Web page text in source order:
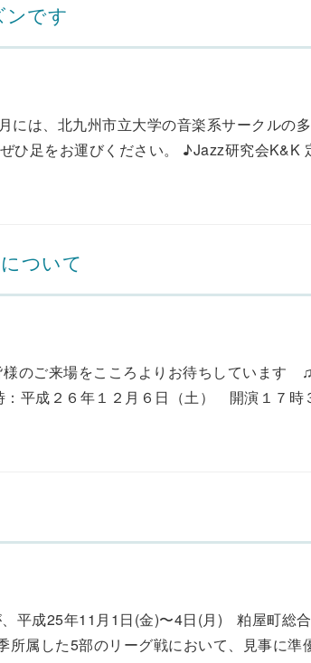
です
は、北九州市立大学の音楽系サークルの
ひ足をお運びください。 ♪Jazz研究会K&K
ついて
様のご来場をこころよりお待ちしていま
６年１２月６日（土） 開演１
平成25年11月1日(金)〜4日(月) 粕屋町総
属した5部のリーグ戦において、見事に準